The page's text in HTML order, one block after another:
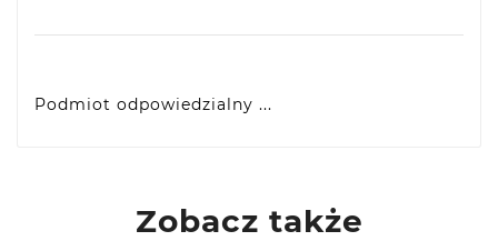
Podmiot odpowiedzialny ...
Zobacz także